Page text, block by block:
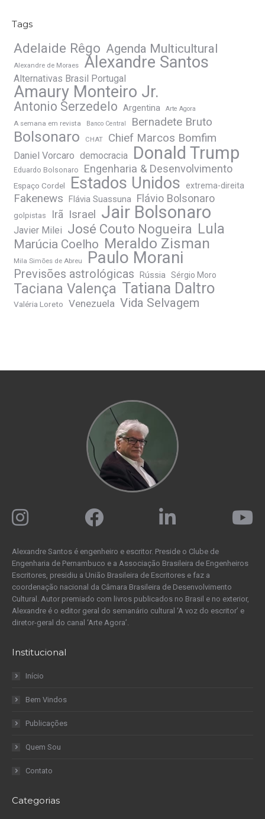
Tags
Adelaide Rêgo Agenda Multicultural
Alexandre de Moraes Alexandre Santos
Alternativas Brasil Portugal
Amaury Monteiro Jr.
Antonio Serzedelo Argentina Arte Agora
A semana em revista Banco Central Bernadete Bruto
Bolsonaro CHAT Chief Marcos Bomfim
Daniel Vorcaro democracia Donald Trump
Eduardo Bolsonaro Engenharia & Desenvolvimento
Espaço Cordel Estados Unidos extrema-direita
Fakenews Flávia Suassuna Flávio Bolsonaro
golpistas Irã Israel Jair Bolsonaro
Javier Milei José Couto Nogueira Lula
Marúcia Coelho Meraldo Zisman
Mila Simões de Abreu Paulo Morani
Previsões astrológicas Rússia Sérgio Moro
Taciana Valença Tatiana Daltro
Valéria Loreto Venezuela Vida Selvagem
Alexandre Santos é engenheiro e escritor. Preside o Clube de
Engenharia de Pernambuco e a Associação Brasileira de Engenheiros
Escritores, presidiu a União Brasileira de Escritores e faz a
coordenação nacional da Câmara Brasileira de Desenvolvimento
Cultural. Autor premiado com livros publicados no Brasil e no exterior,
Alexandre é o editor geral do semanário cultural ‘A voz do escritor’ e
diretor-geral do canal ‘Arte Agora’.
Institucional
Início
Bem Vindos
Publicações
Quem Sou
Contato
Categorias